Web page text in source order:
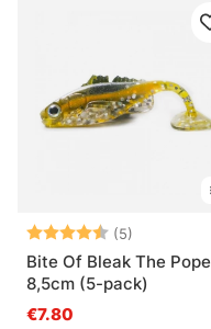
Note: (5)
Bite Of Bleak The Pope
8,5cm (5-pack)
€7.80